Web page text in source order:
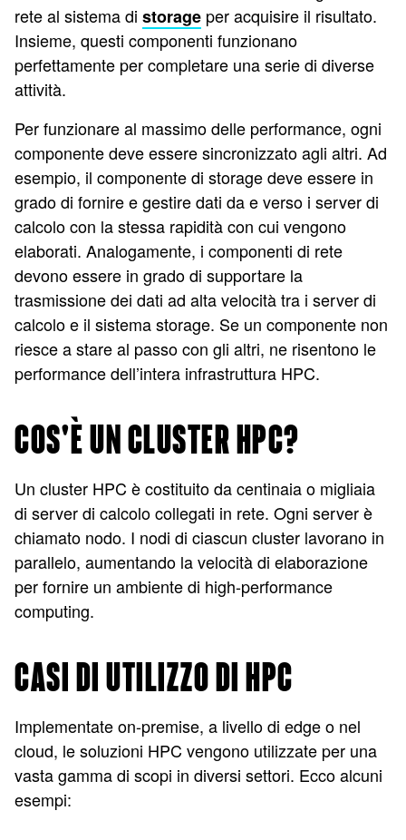
rete al sistema di storage per acquisire il risultato.
Insieme, questi componenti funzionano
perfettamente per completare una serie di diverse
attività.
Per funzionare al massimo delle performance, ogni
componente deve essere sincronizzato agli altri. Ad
esempio, il componente di storage deve essere in
grado di fornire e gestire dati da e verso i server di
calcolo con la stessa rapidità con cui vengono
elaborati. Analogamente, i componenti di rete
devono essere in grado di supportare la
trasmissione dei dati ad alta velocità tra i server di
calcolo e il sistema storage. Se un componente non
riesce a stare al passo con gli altri, ne risentono le
performance dell’intera infrastruttura HPC.
COS'È UN CLUSTER HPC?
Un cluster HPC è costituito da centinaia o migliaia
di server di calcolo collegati in rete. Ogni server è
chiamato nodo. I nodi di ciascun cluster lavorano in
parallelo, aumentando la velocità di elaborazione
per fornire un ambiente di high-performance
computing.
CASI DI UTILIZZO DI HPC
Implementate on-premise, a livello di edge o nel
cloud, le soluzioni HPC vengono utilizzate per una
vasta gamma di scopi in diversi settori. Ecco alcuni
esempi: